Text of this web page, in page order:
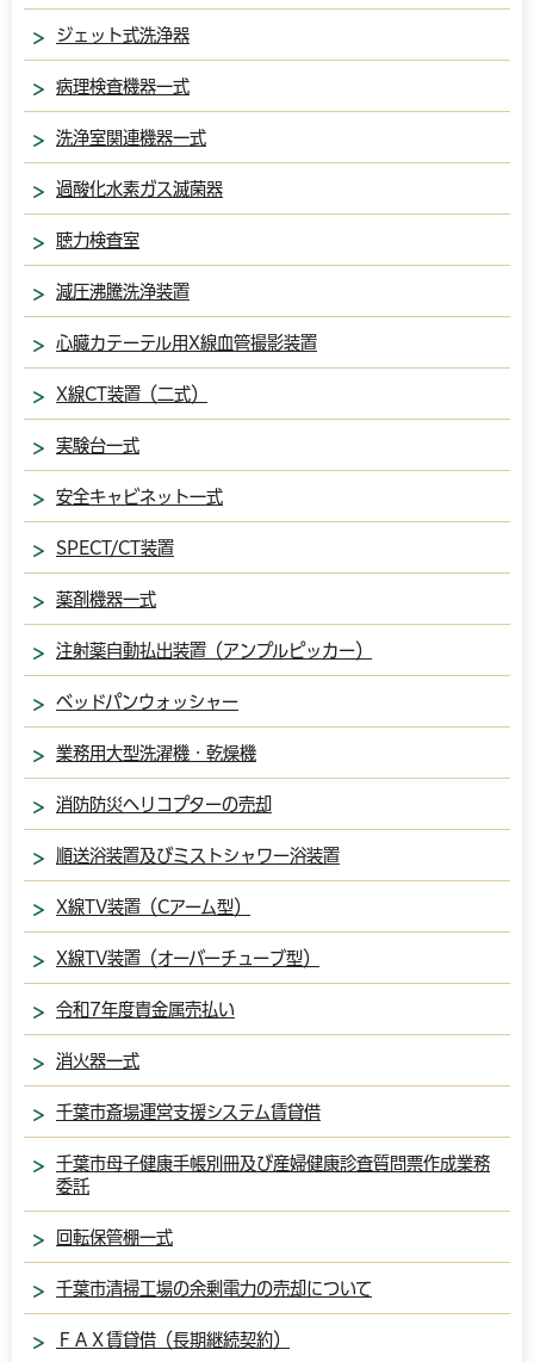
ジェット式洗浄器
病理検査機器一式
洗浄室関連機器一式
過酸化水素ガス滅菌器
聴力検査室
減圧沸騰洗浄装置
心臓カテーテル用X線血管撮影装置
X線CT装置（二式）
実験台一式
安全キャビネット一式
SPECT/CT装置
薬剤機器一式
注射薬自動払出装置（アンプルピッカー）
ベッドパンウォッシャー
業務用大型洗濯機・乾燥機
消防防災ヘリコプターの売却
順送浴装置及びミストシャワー浴装置
X線TV装置（Cアーム型）
X線TV装置（オーバーチューブ型）
令和7年度貴金属売払い
消火器一式
千葉市斎場運営支援システム賃貸借
千葉市母子健康手帳別冊及び産婦健康診査質問票作成業務
委託
回転保管棚一式
千葉市清掃工場の余剰電力の売却について
ＦＡＸ賃貸借（長期継続契約）